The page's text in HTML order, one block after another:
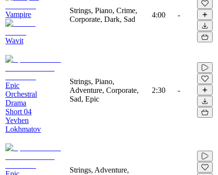
Vampire
Wavit
Strings, Piano, Crime,
Corporate, Dark, Sad
4:00 -
Epic
Orchestral
Drama
Short 04
Yevhen
Lokhmatov
Strings, Piano,
Adventure, Corporate,
Sad, Epic
2:30 -
Strings, Adventure,